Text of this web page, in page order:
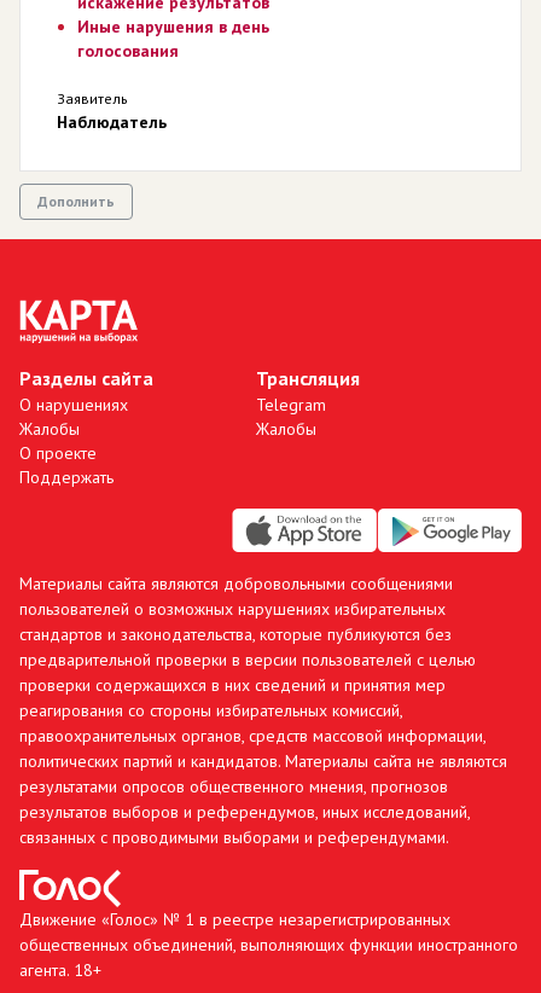
Иные нарушения в день
голосования
Заявитель
Наблюдатель
Дополнить
Разделы сайта
О нарушениях
Жалобы
О проекте
Поддержать
Трансляция
Telegram
Жалобы
Материалы сайта являются добровольными сообщениями
пользователей о возможных нарушениях избирательных
стандартов и законодательства, которые публикуются без
предварительной проверки в версии пользователей с целью
проверки содержащихся в них сведений и принятия мер
реагирования со стороны избирательных комиссий,
правоохранительных органов, средств массовой информации,
политических партий и кандидатов. Материалы сайта не являются
результатами опросов общественного мнения, прогнозов
результатов выборов и референдумов, иных исследований,
связанных с проводимыми выборами и референдумами.
Движение «Голос» № 1 в реестре незарегистрированных
общественных объединений, выполняющих функции иностранного
агента. 18+